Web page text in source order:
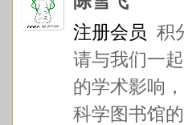
注册会员 积
请与我们一
的学术影响
科学图书馆